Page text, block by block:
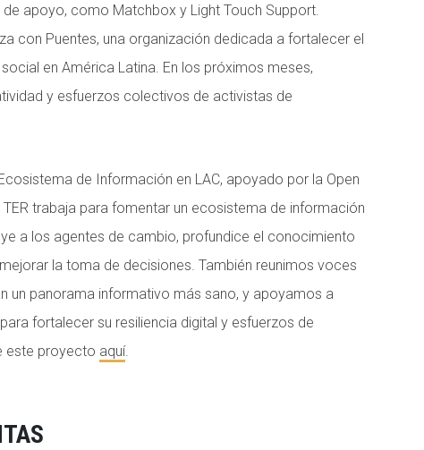
apoyo, como Matchbox y Light Touch Support.
con Puentes, una organización dedicada a fortalecer el
en América Latina. En los próximos meses,
y esfuerzos colectivos de activistas de
de Información en LAC, apoyado por la Open
trabaja para fomentar un ecosistema de información
a los agentes de cambio, profundice el conocimiento
la toma de decisiones. También reunimos voces
un panorama informativo más sano, y apoyamos a
fortalecer su resiliencia digital y esfuerzos de
este proyecto aquí.